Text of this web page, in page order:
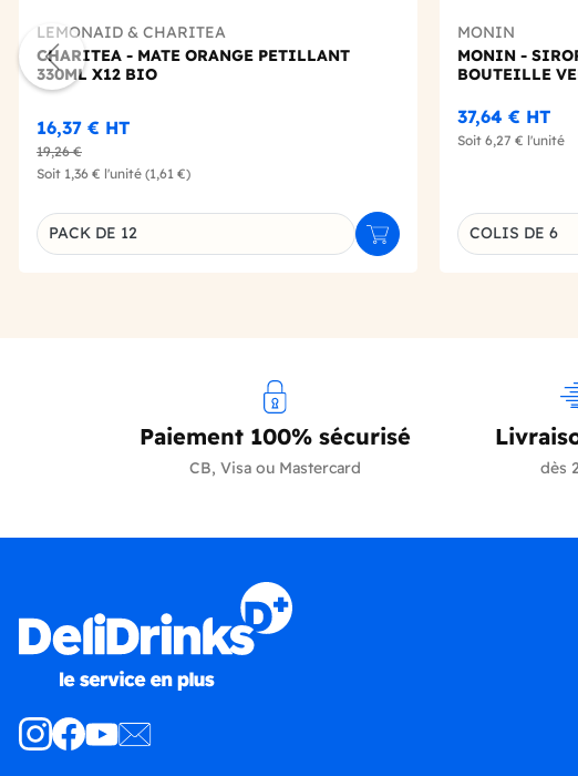
LEMONAID & CHARITEA
CHARITEA - MATE ORANGE PETILLANT
330ML X12 BIO
16,37 € HT
19,26 €
Soit 1,36 € l'unité (1,61 €)
Déclinaison du produit
PACK DE 12 Ajouter au panier
MONIN
MONIN -
BOUTEILLE
37,64 € HT
Soit 6,27 € l'unité
Choisissez
COLIS DE 6
Paiement 100% sécurisé
CB, Visa ou Mastercard dès